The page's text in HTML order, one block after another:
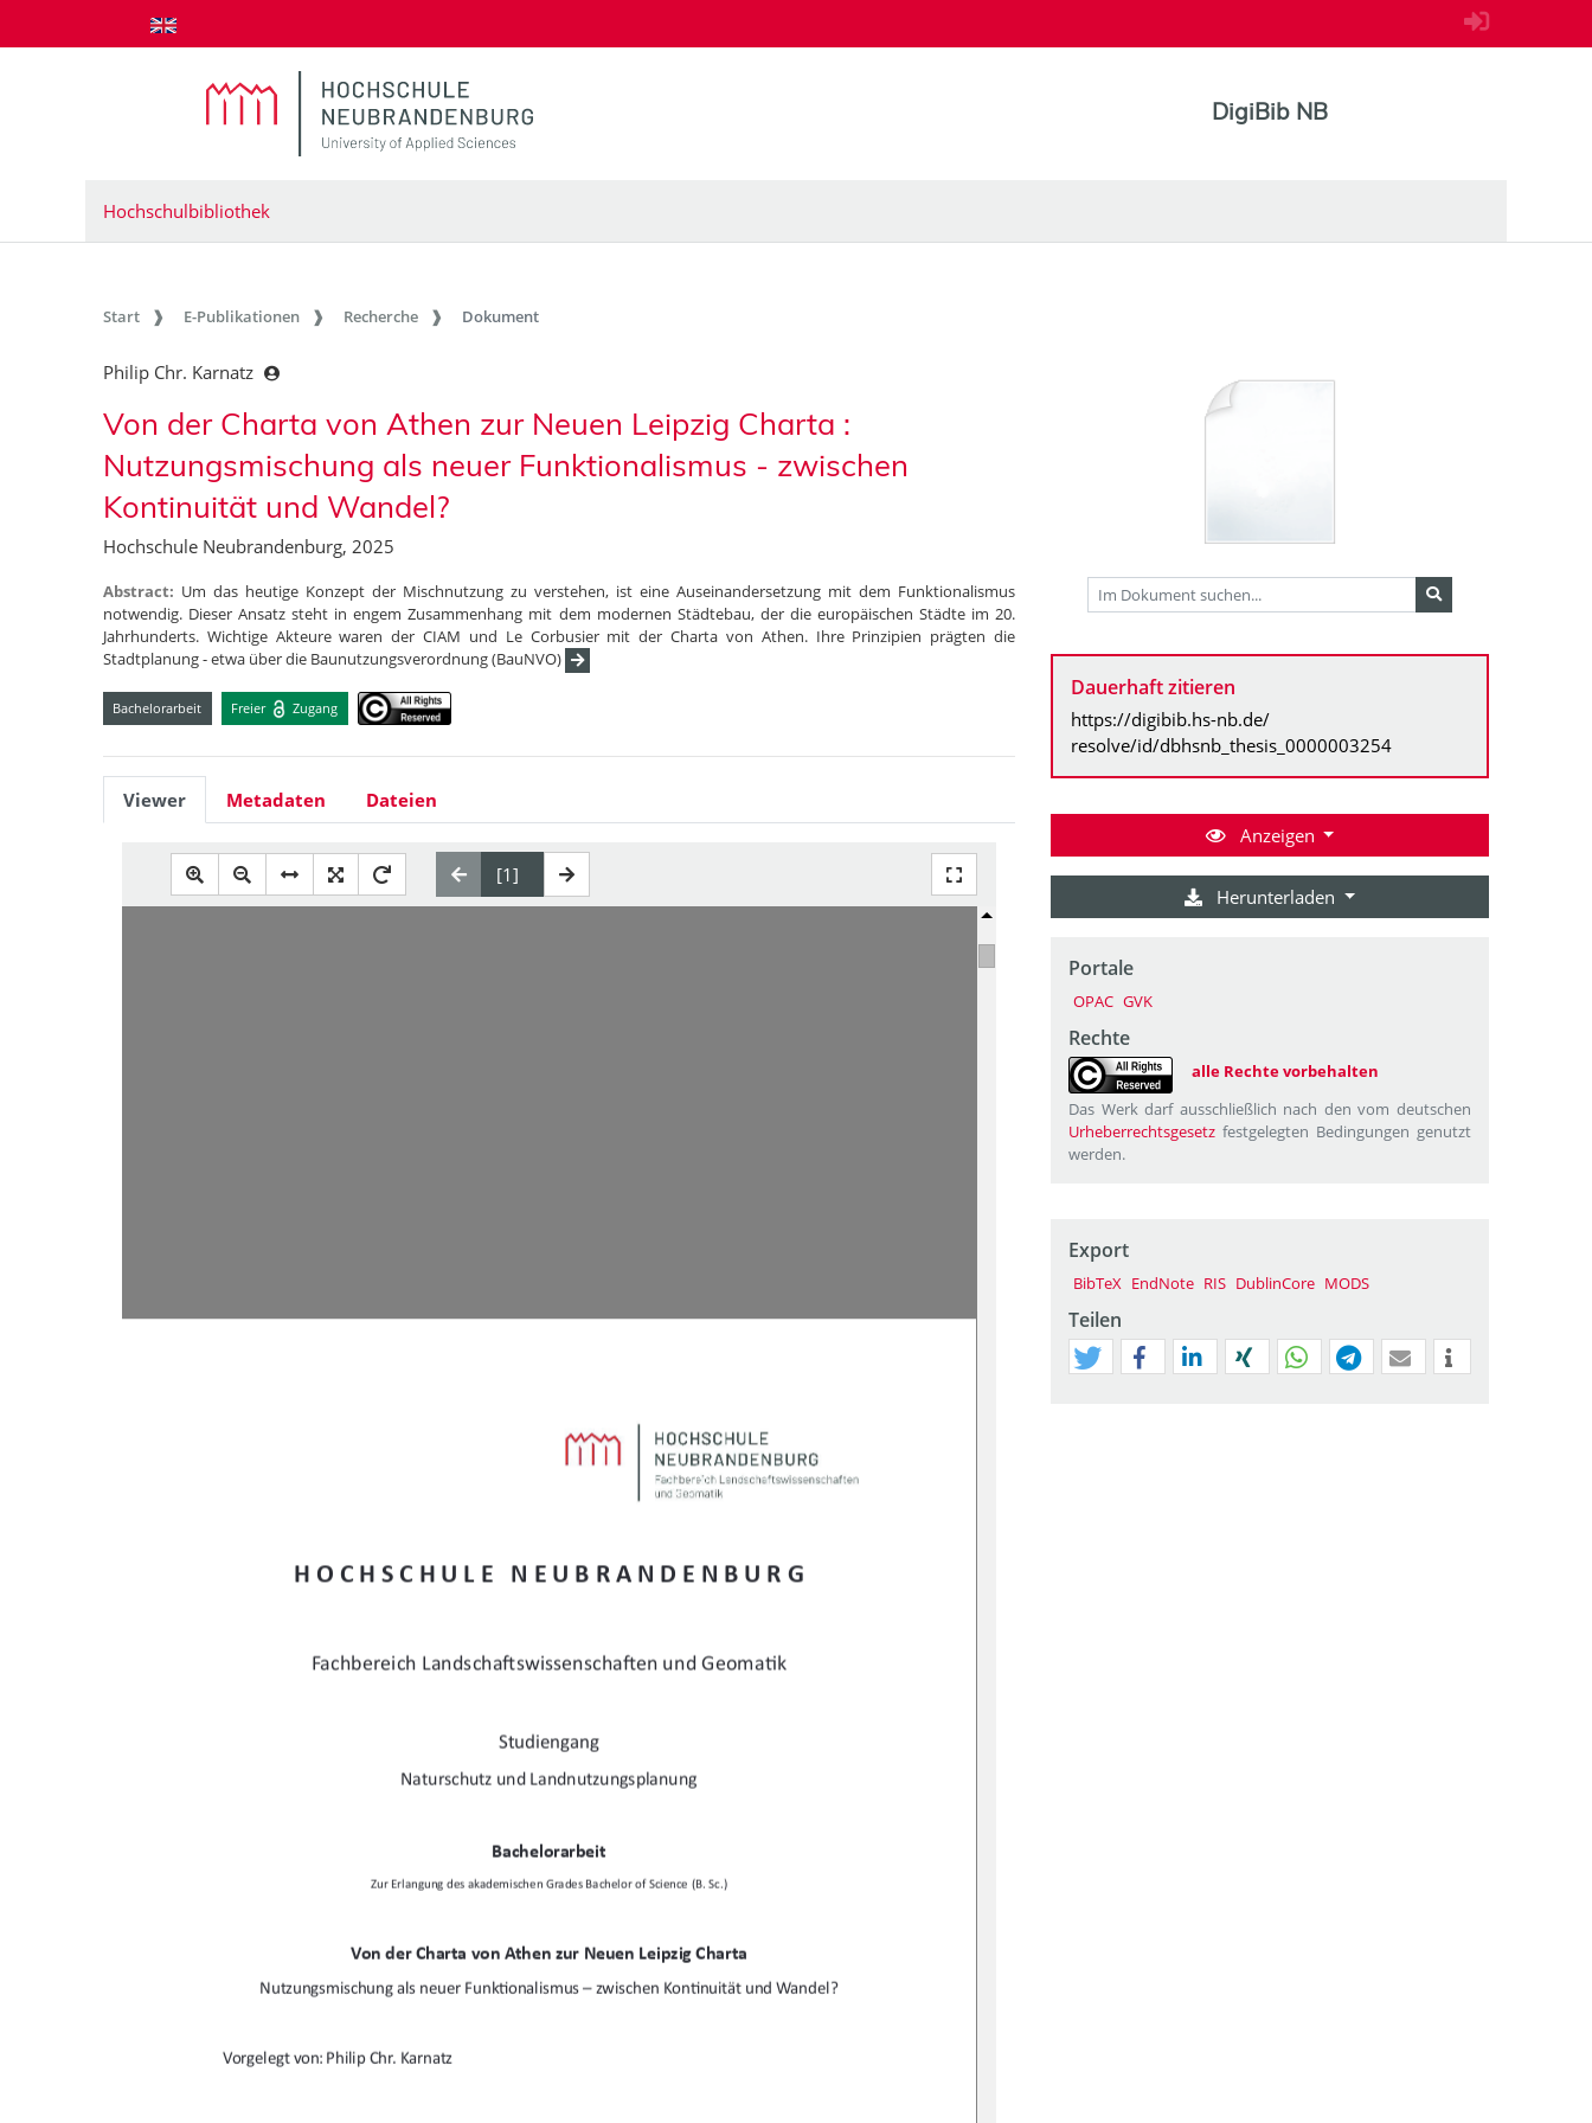
zum Inhalt springen
DigiBib NB
Hochschulbibliothek
Start E-Publikationen Recherche Dokument
Philip Chr. Karnatz
Von der Charta von Athen zur Neuen Leipzig Charta :
Nutzungsmischung als neuer Funktionalismus - zwischen
Kontinuität und Wandel?
Hochschule Neubrandenburg, 2025
Abstract: Um das heutige Konzept der Mischnutzung zu verstehen, ist eine Auseinandersetzung mit dem Funktionalismus
notwendig. Dieser Ansatz steht in engem Zusammenhang mit dem modernen Städtebau, der die europäischen Städte im 20.
Jahrhunderts. Wichtige Akteure waren der CIAM und Le Corbusier mit der Charta von Athen. Ihre Prinzipien prägten die
Stadtplanung - etwa über die Baunutzungsverordnung (BauNVO)
Bachelorarbeit Freier Zugang
Viewer Metadaten Dateien
H O C H S C H U L E   N E U B R A N D E N B U R G
Fachbereich LandschaŌswissenschaŌen und GeomaƟ k
Studiengang
Naturschutz und Landnutzungsplanung
Bachelorarbeit
Zur Erlangung des akademischen Grades Bachelor of Science (B. Sc.)
Von der Charta von Athen zur Neuen Leipzig Charta
Nutzungsmischung als neuer FunkƟonalismus – zwischen KonƟnuität und Wandel?
Vorgelegt von: Philip Chr. Karnatz
Dauerhaft zitieren
https://digibib.hs-nb.de/
resolve/id/dbhsnb_thesis_0000003254
Anzeigen
Herunterladen
Portale
OPAC GVK
Rechte
alle Rechte vorbehalten
Das Werk darf ausschließlich nach den vom deutschen
Urheberrechtsgesetz festgelegten Bedingungen genutzt
werden.
Export
BibTeX EndNote RIS DublinCore MODS
Teilen